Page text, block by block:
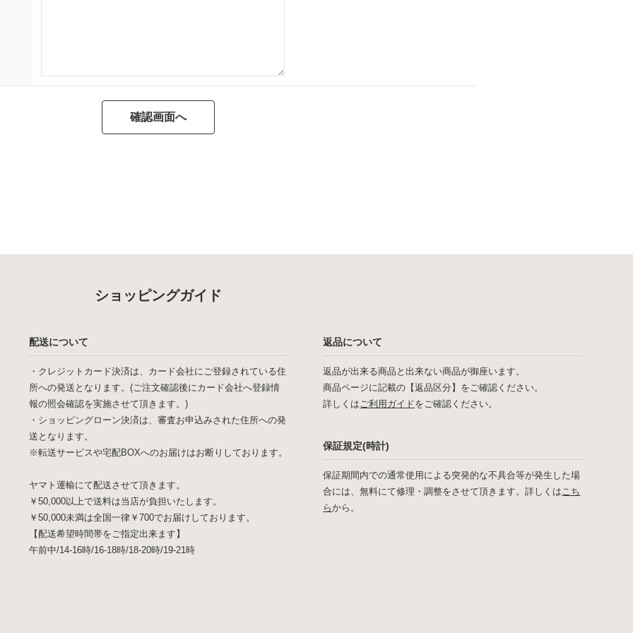
ショッピングガイド
配送について
・クレジットカード決済は、カード会社にご登録されている住
所への発送となります。(ご注文確認後にカード会社へ登録情
報の照会確認を実施させて頂きます。)
・ショッピングローン決済は、審査お申込みされた住所への発
送となります。
※転送サービスや宅配BOXへのお届けはお断りしております。
ヤマト運輸にて配送させて頂きます。
￥50,000以上で送料は当店が負担いたします。
￥50,000未満は全国一律￥700でお届けしております。
【配送希望時間帯をご指定出来ます】
午前中/14-16時/16-18時/18-20時/19-21時
返品について
返品が出来る商品と出来ない商品が御座います。
商品ページに記載の【返品区分】をご確認ください。
詳しくはご利用ガイドをご確認ください。
保証規定(時計)
保証期間内での通常使用による突発的な不具合等が発生した場
合には、無料にて修理・調整をさせて頂きます。詳しくはこち
らから。